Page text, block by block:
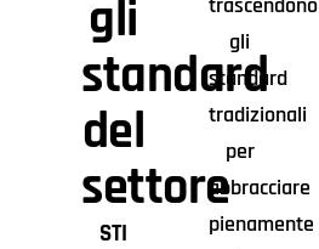
gli
standard
del
settore
STI
gli
standard
tradizionali
per
abbracciare
pienamente